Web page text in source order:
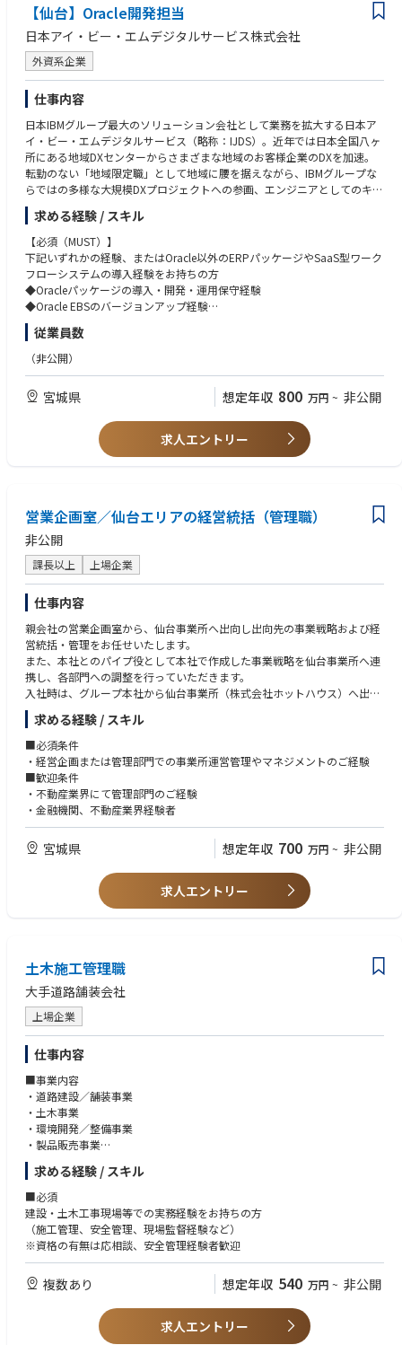
・DB: MySQL, PostgreSQL, MariaDB, Aurora MySQL/PostgreSQL, BigQuer
y, DynamoDB
・バージョン管理: Git
※技術の進化に合わせて定期的にアップデートしています。
〇本ポジションの特徴
・徹底した顧客起点で本質的なプロダクトを実装する開発力
私たちの開発は、ビジネスの課題を特定し、紐解くことから始まります。
ビジネス課題の発見から要件定義、設計、開発、運用まで、プロダクト開
発の全行程を自社で完結する体制を敷いており、エンジニアとして本質的
な課題解決力を養えます。
・「まずは作ってみよう！」のカルチャー
特定の技術やドメインに限定されず、様々な産業のクライアントワークや
自社サービス開発に携わる機会があります。これにより、幅広い技術スタ
ックや開発手法を経験し、エンジニアとしての専門性を深化させることが
できます。
・ビジネス×テクノロジーの可能性を最大限に引き出す醍醐味
私たちは常に最新の技術にアンテナを張り、積極的に取り入れています。
の成果に繋がり、社会や産業に大きなインパクトを与えることです。あな
たの書いたコードが、世の中を動かす力になる。挑みがいのあるチャレン
ジです。
【仙台】Oracle開発担当
日本アイ・ビー・エムデジタルサービス株式会社
外資系企業
仕事内容
日本IBMグループ最大のソリューション会社として業務を拡大する日本ア
イ・ビー・エムデジタルサービス（略称：IJDS）。近年では日本全国八ヶ
所にある地域DXセンターからさまざまな地域のお客様企業のDXを加速。
転勤のない「地域限定職」として地域に腰を据えながら、IBMグループな
らではの多様な大規模DXプロジェクトへの参画、エンジニアとしてのキャ
リアアップが可能です。これまでのご経験（プロジェクトリーダー/プロジ
ェクトマネージャー経験）とご希望を考慮しながら、ポジションのご相談
をさせていただきます。
【職務詳細】
＜開発担当＞
Oracleの新規導入、バージョンアッププロジェクトにおける開発担当を担
・アドオン見積、変更管理見積の実施
・グローバルデリバリーメンバーのサポート（技術面、管理面）
・開発方針・ガイドの作成
・進捗管理
【プロジェクト例】
もご活躍いただけます
【当社で働く魅力】
・当社グループ独自のプラットフォームを用いた豊富なe－Learningコン
テンツを中心に、Udemyの無料利用や外部ベンダー資格取得の補助、盛ん
な勉強会やコミニティ活動など、充実した教育・学習体制あり。
・Diversity ＆ Inclusionの実現に向けて、出産や育児などのライフイベント
を挟みながらもキャリア形成をしていける環境（受賞歴多数あり、男性の
育休取得実績あり）。
・2021年より、通常の育児休暇に加えて、父親の育児家事への参加促進を
目的とした育児特別休暇を導入。1歳未満の未就学の子どもを養育するこ
とを目的に、最大20日の特別有給休暇を取得可能。
【キャリアパス】
テクニカルスペシャリストやコンサルタント、プロジェクトマネージャー
など、豊富なキャリアパスをご用意しています。当社はキャリアやスキル
について、本人の意思を尊重しない指示は行いません。あくまでも本人の
自主性・要望を優先する形で、キャリアが展開できるようにしています。
求める経験 / スキル
【必須（MUST）】
下記いずれかの経験、またはOracle以外のERPパッケージやSaaS型ワーク
フローシステムの導入経験をお持ちの方
◆Oracleパッケージの導入・開発・運用保守経験
◆Oracle EBSのバージョンアップ経験
◆Oracle DBAの経験
※アプリコンサル系・テック系のご経験者ともに採用を行なっています
※Oracle Cloud ERP未経験者(Oracle EBS経験者)も歓迎いたします
【歓迎（WANT）】
◆SAP認定コンサルタント資格
◆SAP開発リーダー経験
◆Oracle認定資格
◆Cloud環境へのMigrationや導入経験
【英語スキル】
・英語が得意な方や積極的に活用していきたい方は、英語スキルを活かせ
る環境がございますが、必須要件ではございません。キャリアアップして
いくフェーズで英語が必要になる場面もございますが、入社時点では英語
スキルというよりもエンジニアとしての実務経験を重視しております。
従業員数
（非公開）
宮城県 想定年収 800 万円 ~ 非公開
求人エントリー
営業企画室／仙台エリアの経営統括（管理職）
非公開
課長以上 上場企業
仕事内容
親会社の営業企画室から、仙台事業所へ出向し出向先の事業戦略および経
営統括・管理をお任せいたします。
また、本社とのパイプ役として本社で作成した事業戦略を仙台事業所へ連
携し、各部門への調整を行っていただきます。
入社時は、グループ本社から仙台事業所（株式会社ホットハウス）へ出向
し、出向先での業務や経営管理について把握していただきます。
■出向先の株式会社ホットハウスでは、以下の不動産関連事業を展開して
います。
https://www.hot-house.co.jp/company
・不動産流動化事業 不動産売買
・ハウス関連事業（宅地造成事業、商業施設開発）
・土地建物の賃貸管理事業
・土木建築設計・施工
・太陽光発電事業 ほか
求める経験 / スキル
■必須条件
・経営企画または管理部門での事業所運営管理やマネジメントのご経験
■歓迎条件
・不動産業界にて管理部門のご経験
・金融機関、不動産業界経験者
宮城県 想定年収 700 万円 ~ 非公開
求人エントリー
土木施工管理職
大手道路舗装会社
上場企業
仕事内容
■事業内容
・道路建設／舗装事業
・土木事業
・環境開発／整備事業
・製品販売事業
■職務概要
・土木技術員として工事の施工管理をご担当頂きます。 (工程管理・品
質、出来形管理・安全管理・原価管理などを通して現場をマネジメント
して頂きます)
■主な取引先
・国土交通省、各官公庁、NEXCO、民間企業 他
求める経験 / スキル
■必須
建設・土木工事現場等での実務経験をお持ちの方
（施工管理、安全管理、現場監督経験など）
※資格の有無は応相談、安全管理経験者歓迎
複数あり 想定年収 540 万円 ~ 非公開
求人エントリー